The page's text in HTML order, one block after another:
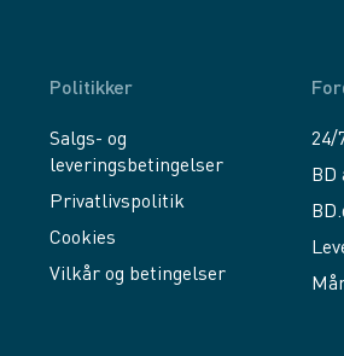
Politikker
Salgs- og
leveringsbetingelser
Privatlivspolitik
Cookies
Vilkår og betingelser
24/
BD